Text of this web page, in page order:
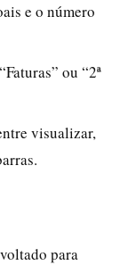
e o número
ou “2ª
visualizar,
para